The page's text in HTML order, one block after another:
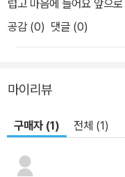
럽고 마음에 들어요 앞으
공감 (0) 댓글 (0)
마이리뷰
구매자 (1) 전체 (1)